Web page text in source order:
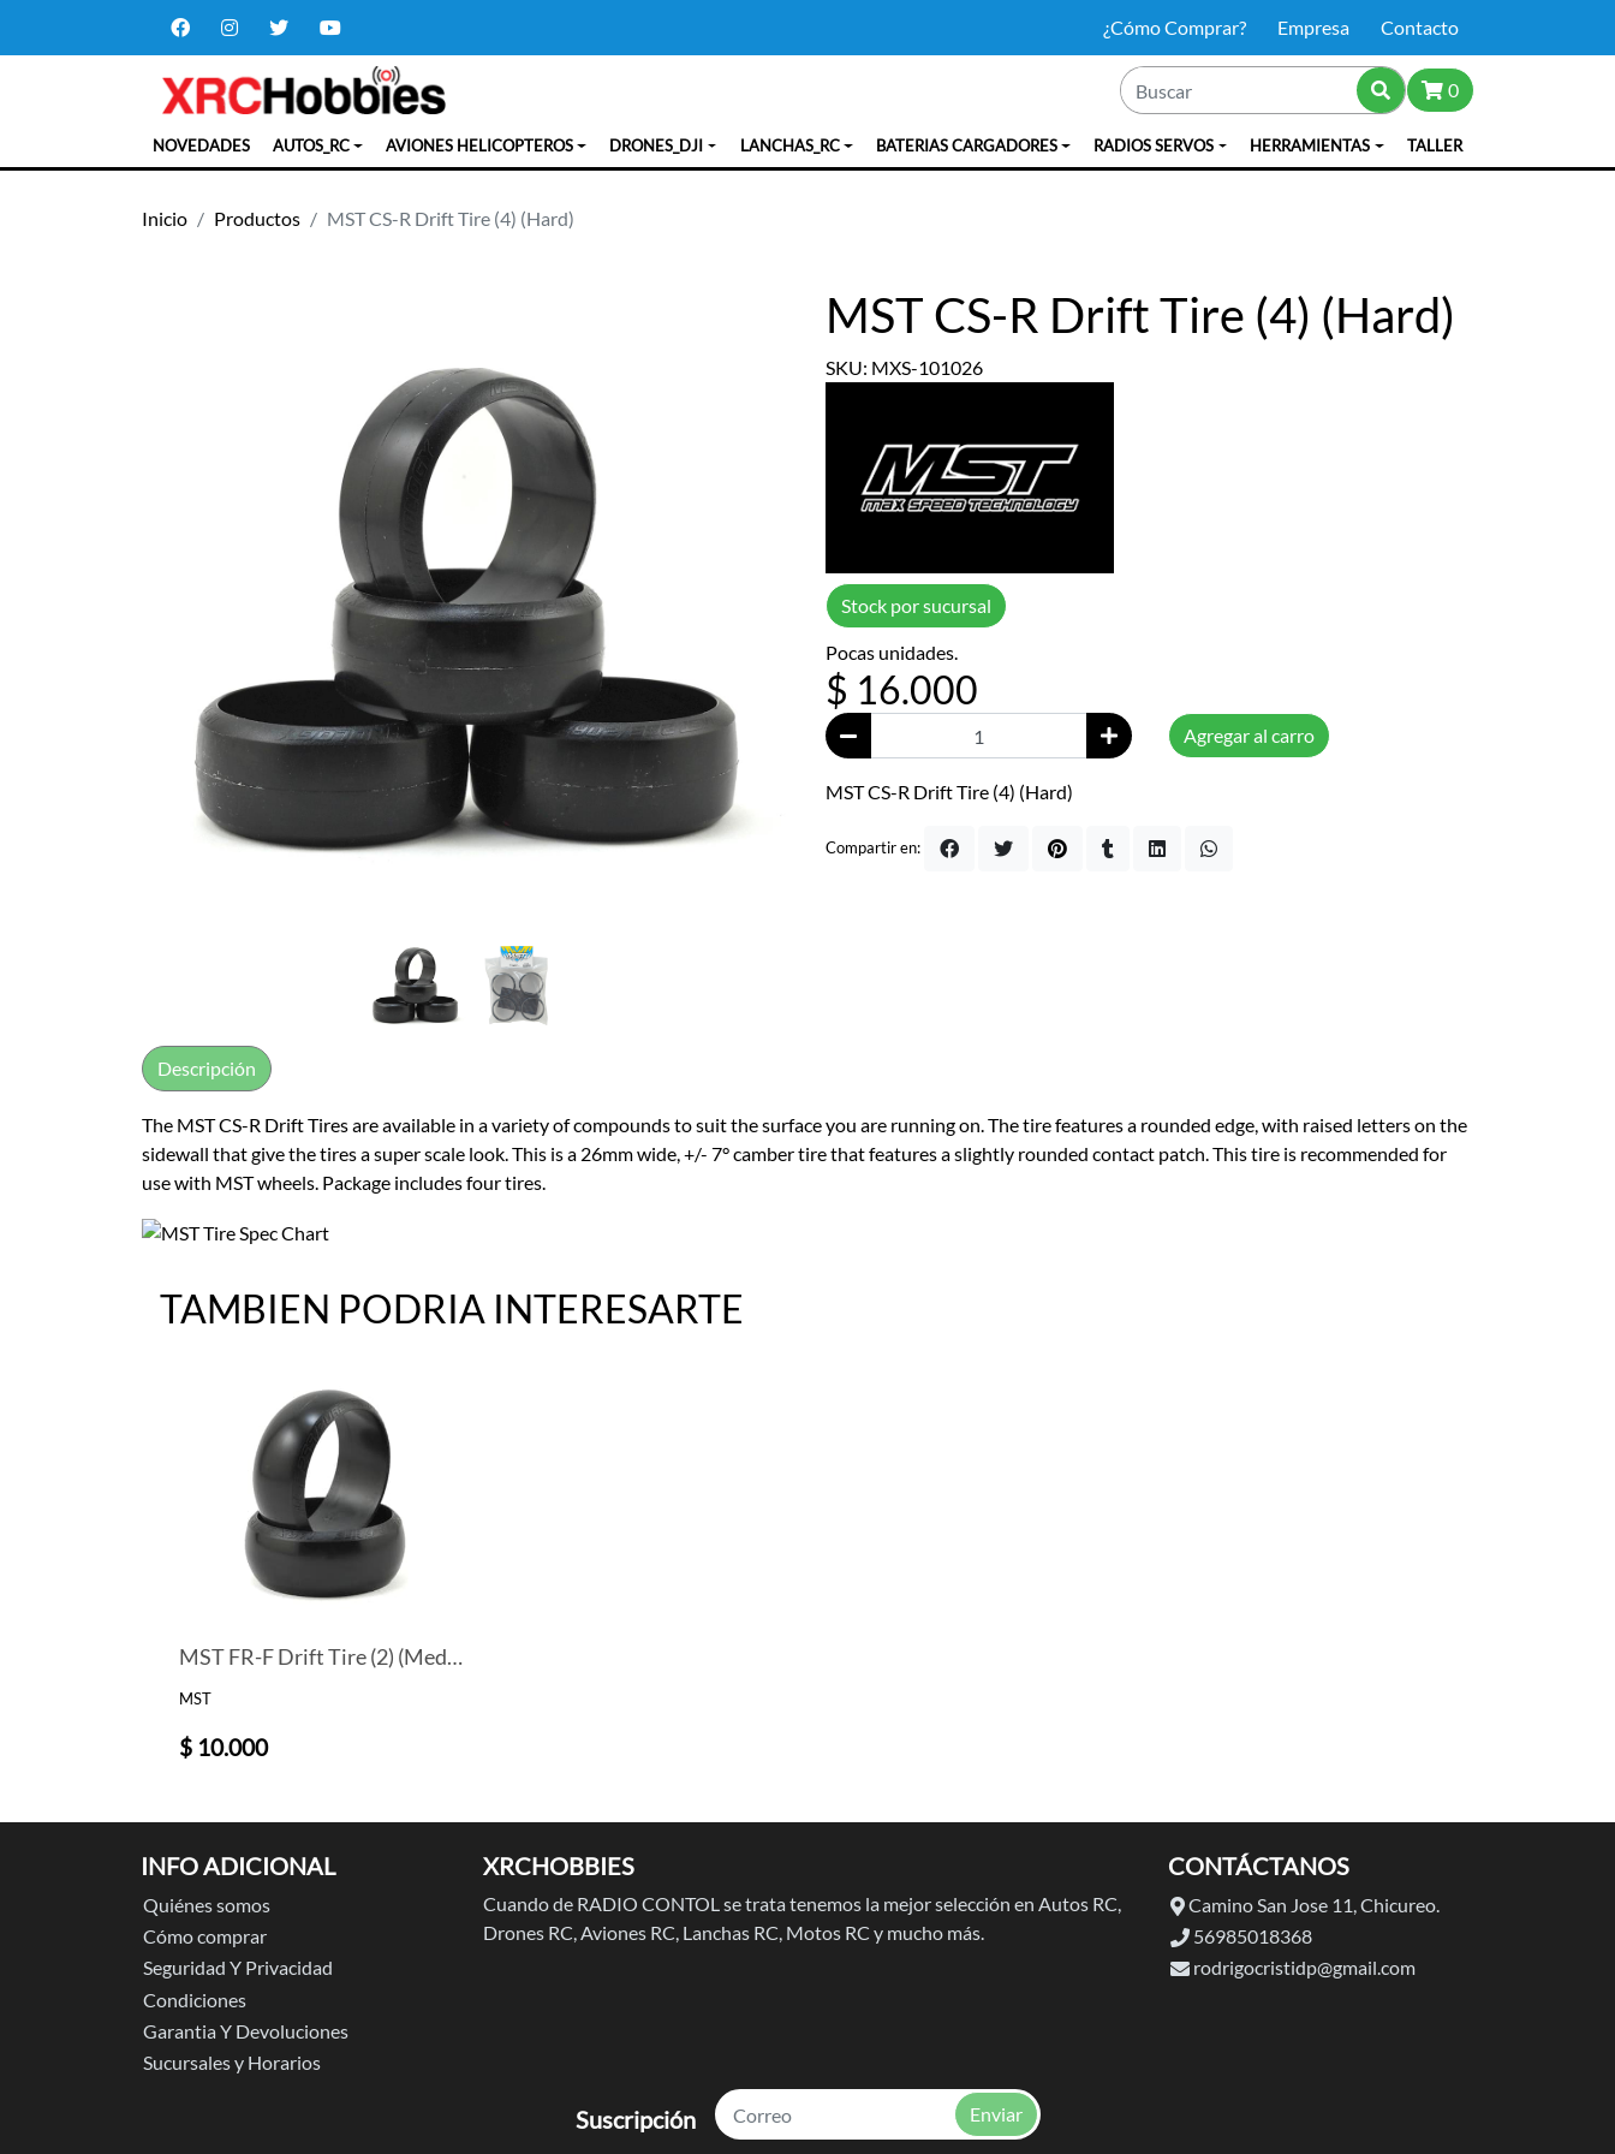
¿Cómo Comprar? Empresa Contacto
0
NOVEDADES AUTOS_RC AVIONES HELICOPTEROS DRONES_DJI LANCHAS_RC BATERIAS CARGADORES RADIOS SERVOS HERRAMIENTAS TALLER
Inicio Productos MST CS-R Drift Tire (4) (Hard)
MST CS-R Drift Tire (4) (Hard)
SKU: MXS-101026
Stock por sucursal
Pocas unidades.
$ 16.000
Agregar al carro
MST CS-R Drift Tire (4) (Hard)
Compartir en:
The MST CS-R Drift Tires are available in a variety of compounds to suit the surface you are running on. The tire features a rounded edge, with raised letters on the
sidewall that give the tires a super scale look. This is a 26mm wide, +/- 7° camber tire that features a slightly rounded contact patch. This tire is recommended for
use with MST wheels. Package includes four tires.
Descripción
TAMBIEN PODRIA INTERESARTE
MST FR-F Drift Tire (2) (Medium)
MST
$ 10.000
INFO ADICIONAL
Quiénes somos
Cómo comprar
Seguridad Y Privacidad
Condiciones
Garantia Y Devoluciones
Sucursales y Horarios
XRCHOBBIES
Cuando de RADIO CONTOL se trata tenemos la mejor selección en Autos RC,
Drones RC, Aviones RC, Lanchas RC, Motos RC y mucho más.
CONTÁCTANOS
Camino San Jose 11, Chicureo.
56985018368
rodrigocristidp@gmail.com
Suscripción Enviar